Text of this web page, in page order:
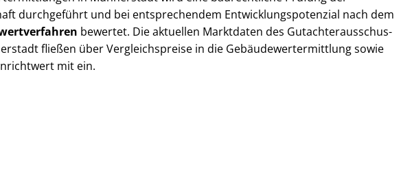
durchgeführt und bei entsprechendem Ent­wick­lungs­po­ten­zi­al nach dem
bewertet. Die aktuellen Marktdaten des Gut­ach­ter­aus­schus­
fließen über Ver­gleichs­prei­se in die Ge­bäu­de­wert­ermitt­lung sowie
mit ein.